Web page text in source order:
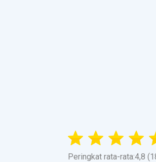
Peringkat rata-rata:4,8